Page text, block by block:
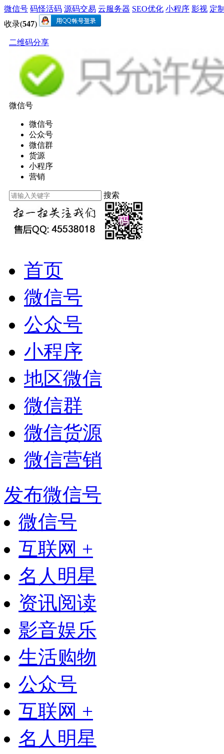
微信号 码怪活码 源码交易 云服务器 SEO优化 小程序 影视 定
收录(547)
二维码分享
微信号
微信号
公众号
微信群
货源
小程序
营销
搜索
首页
微信号
公众号
小程序
地区微信
微信群
微信货源
微信营销
发布微信号
微信号
互联网 +
名人明星
资讯阅读
影音娱乐
生活购物
公众号
互联网 +
名人明星